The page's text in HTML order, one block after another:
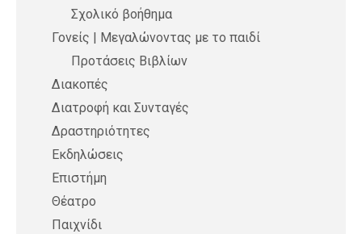
Σχολικό βοήθημα
Γονείς | Μεγαλώνοντας με το παιδί
Προτάσεις Βιβλίων
Διακοπές
Διατροφή και Συνταγές
Δραστηριότητες
Εκδηλώσεις
Επιστήμη
Θέατρο
Παιχνίδι